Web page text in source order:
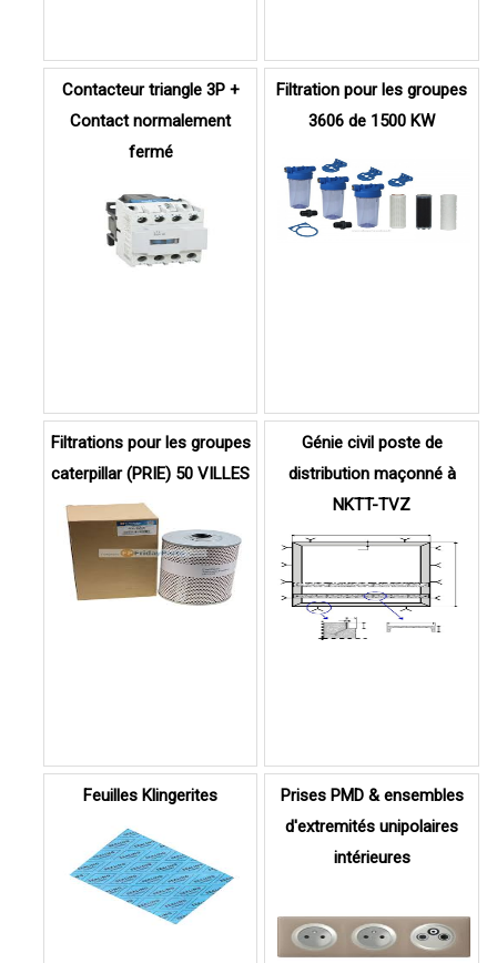
Filtration pour les groupes
3606 de 1500 KW
Contacteur triangle 3P +
Contact normalement
fermé
Génie civil poste de
distribution maçonné à
NKTT-TVZ
Filtrations pour les groupes
caterpillar (PRIE) 50 VILLES
Prises PMD & ensembles
d'extremités unipolaires
intérieures
Feuilles Klingerites